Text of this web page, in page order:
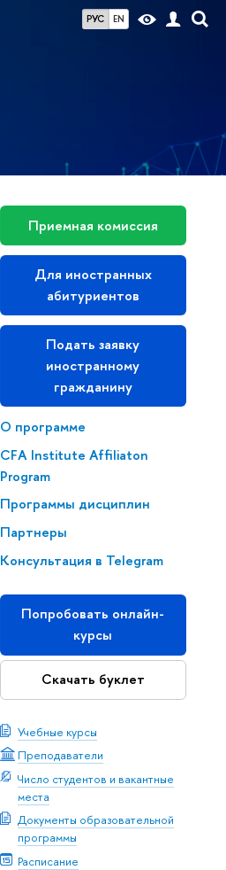
РУС EN
Приемная комиссия
Для иностранных
абитуриентов
Подать заявку
иностранному
гражданину
О программе
CFA Institute Affiliaton
Program
Программы дисциплин
Партнеры
Консультация в Telegram
Попробовать онлайн-
курсы
Скачать буклет
Учебные курсы
Преподаватели
Число студентов и вакантные
места
Документы образовательной
программы
Расписание